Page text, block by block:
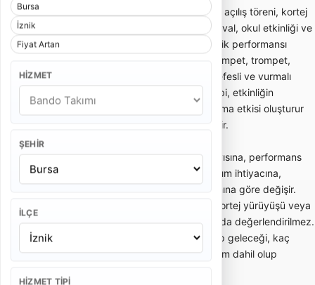
Bursa
İznik
Fiyat Artan
HIZMET
ŞEHIR
İLÇE
HIZMET TIPI
Bando takımı; gelin alma, düğün girişi, açılış töreni, kortej
yürüyüşü, sünnet organizasyonu, festival, okul etkinliği ve
kurumsal davetlerde enerjik canlı müzik performansı
sunan gezici müzik ekibidir. Davul, trampet, trompet,
klarnet, saksafon, zurna veya farklı nefesli ve vurmalı
enstrümanlardan oluşabilir. Bando ekibi, etkinliğin
başlangıcında dikkat çekici bir karşılama etkisi oluşturur
ve kalabalığın enerjisini hızlıca yükseltir.
Bando takımı fiyatları; ekipteki kişi sayısına, performans
süresine, etkinlik yerine, şehir dışı ulaşım ihtiyacına,
kostüm tercihine ve repertuar kapsamına göre değişir.
Kısa gelin alma performansı ile uzun kortej yürüyüşü veya
kurumsal açılış programı aynı kapsamda değerlendirilmez.
Bu yüzden teklif alırken kaç kişilik ekip geleceği, kaç
dakika performans yapılacağı ve ulaşım dahil olup